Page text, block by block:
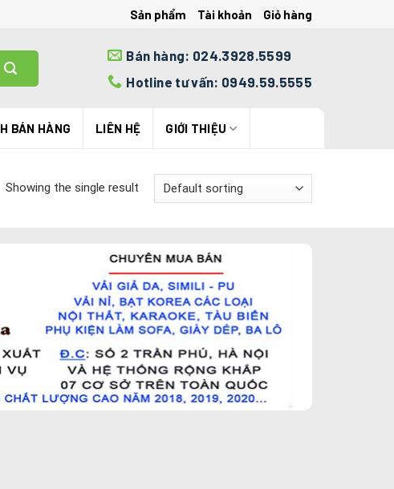
Sản phẩm Tài khoản Giỏ hàng
Bán hàng: 024.3928.5599
Hotline tư vấn: 0949.59.5555
BÁN HÀNG LIÊN HỆ GIỚI THIỆU
Showing the single result